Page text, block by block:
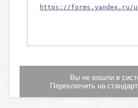
https://forms.yandex.ru/u/
Вы не вошли в
Переключить на